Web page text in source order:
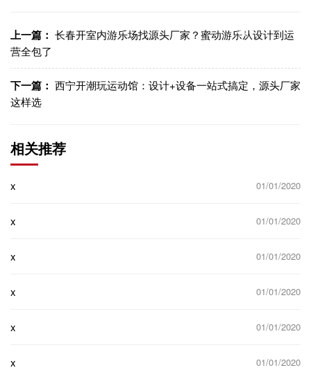
接
上一篇： 长春开室内游乐场找源头厂家？蜜动游乐从设计到运
营全包了
下一篇： 西宁开潮玩运动馆：设计+设备一站式搞定，源头厂家
这样选
相关推荐
x 01/01/2020
x 01/01/2020
x 01/01/2020
x 01/01/2020
x 01/01/2020
x 01/01/2020